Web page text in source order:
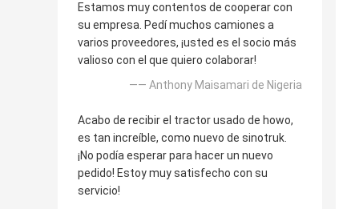
Estamos muy contentos de cooperar con
su empresa. Pedí muchos camiones a
varios proveedores, ¡usted es el socio más
valioso con el que quiero colaborar!
—— Anthony Maisamari de Nigeria
Acabo de recibir el tractor usado de howo,
es tan increíble, como nuevo de sinotruk.
¡No podía esperar para hacer un nuevo
pedido! Estoy muy satisfecho con su
servicio!